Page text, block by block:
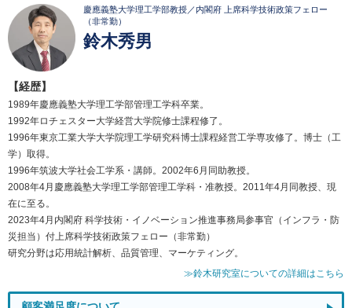
慶應義塾大学理工学部教授／内閣府 上席科学技術政策フェロー
（非常勤）
鈴木秀男
【経歴】
1989年慶應義塾大学理工学部管理工学科卒業。
1992年ロチェスター大学経営大学院修士課程修了。
1996年東京工業大学大学院理工学研究科博士課程経営工学専攻修了。博士（工
学）取得。
1996年筑波大学社会工学系・講師。2002年6月同助教授。
2008年4月慶應義塾大学理工学部管理工学科・准教授。2011年4月同教授、現
在に至る。
2023年4月内閣府 科学技術・イノベーション推進事務局参事官（インフラ・防
災担当）付上席科学技術政策フェロー（非常勤）
研究分野は応用統計解析、品質管理、マーケティング。
≫鈴木研究室についての詳細はこちら